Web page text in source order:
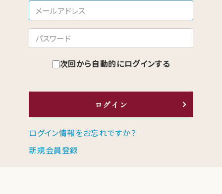
次回から自動的にログインする
ログイン
ログイン情報をお忘れですか？
新規会員登録